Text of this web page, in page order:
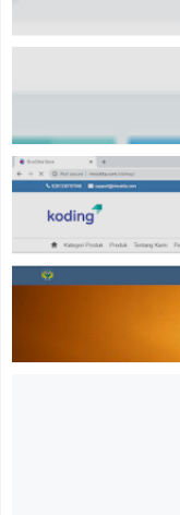
Source code online
Download Source